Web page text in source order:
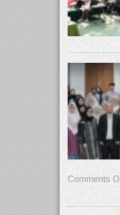
Comments